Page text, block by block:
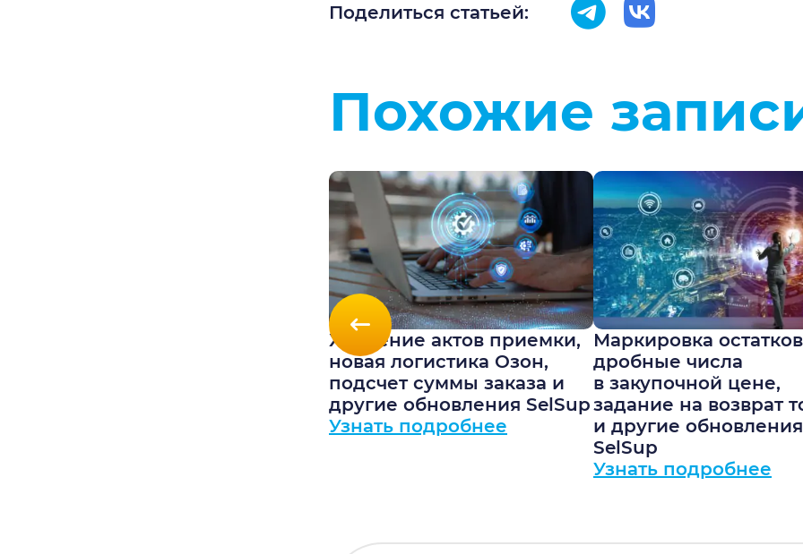
Поделиться статьей:
Похожие
Хранение актов приемки,
новая логистика Озон,
подсчет суммы заказа и
другие обновления SelSup
Узнать подробнее
Маркировка
дробные числа
в закупочной цене,
задание на возврат
и другие обновления
SelSup
Узнать подробнее